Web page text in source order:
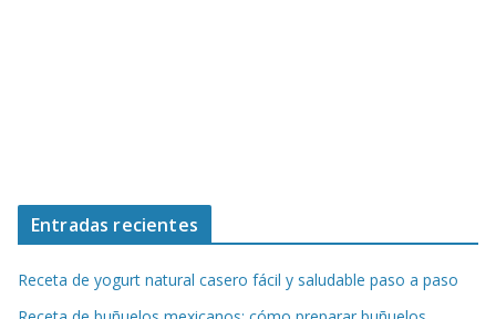
Entradas recientes
Receta de yogurt natural casero fácil y saludable paso a paso